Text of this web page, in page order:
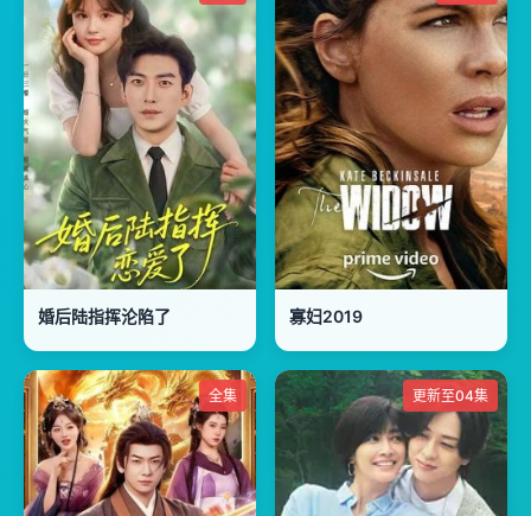
婚后陆指挥沦陷了 寡妇2019
全集 更新至04集